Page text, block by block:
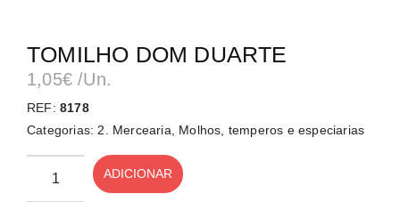
TOMILHO DOM DUARTE
1,05€ /Un.
REF: 8178
Categorias:2. Mercearia, Molhos, temperos e especiarias
ADICIONAR